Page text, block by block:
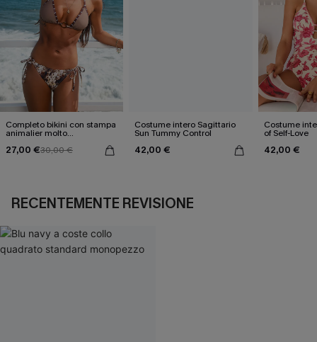
Completo bikini con stampa
animalier molto
27,00 €30,00 €
Costume intero Sagittario
Sun Tummy Control
42,00 €
Costume
of Self-Love
42,00 €
RECENTEMENTE REVISIONE